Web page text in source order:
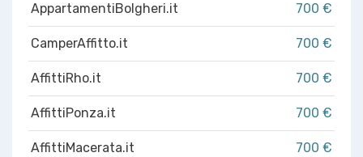
AppartamentiBolgheri.it 700 €
CamperAffitto.it 700 €
AffittiRho.it 700 €
AffittiPonza.it 700 €
AffittiMacerata.it 700 €